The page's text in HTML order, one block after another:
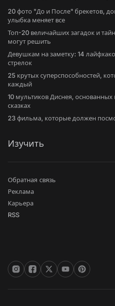
20 фото "До и После" брекетов,
улыбка меняет все
Топ-20 величайших загадок и
могут решить
Девушкам на заметку: 14
стрелок
25 крутых суперспособностей,
каждый
10 мультиков Диснея,
сказках
23 фильма, которые должен
Изучить
Обратная связь
Реклама
Карьера
RSS